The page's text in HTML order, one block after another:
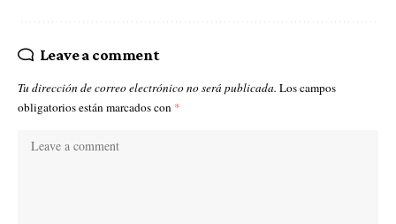
Leave a comment
Tu dirección de correo electrónico no será publicada. Los campos
obligatorios están marcados con *